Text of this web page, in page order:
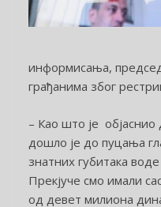
информисања,
грађанима због
– Као што је
дошло је до пуцања
знатних губитака
Прекјуче смо имали
од девет милиона